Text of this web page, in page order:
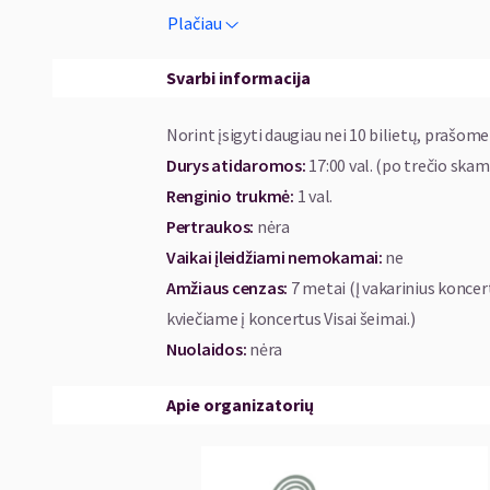
César Franck – Sonata fleitai ir fortepijonui A-
Arvo Pärt – „Spiegel im Spiegel“ („Veidrodis
Frank Martin – Baladė
Ástor Piazzolla – „Nightclub 1960“ iš „Tango
„Duo FluPia“ – tai fleitininkės Vilmantės
ansamblis. Romantiškai skambantis,
pavadinimas padeda abu instrumentus
2023 metais, minint ansamblio
jį su brangiausiais ir širdis labiausiai
sukomponuotos į darnią muzikinę visumą.
„Duo FluPia“ narės yra lietuviškos
Plačiau
Svarbi informacija
Norint įsigyti daugiau nei 10 bilietų,
Durys atidaromos: 17:00 val. (po trečio
Renginio trukmė: 1 val.
Pertraukos: nėra
Vaikai įleidžiami nemokamai: ne
Amžiaus cenzas: 7 metai (Į vakarinius
kviečiame į koncertus Visai šeimai.)
Nuolaidos: nėra
Apie organizatorių